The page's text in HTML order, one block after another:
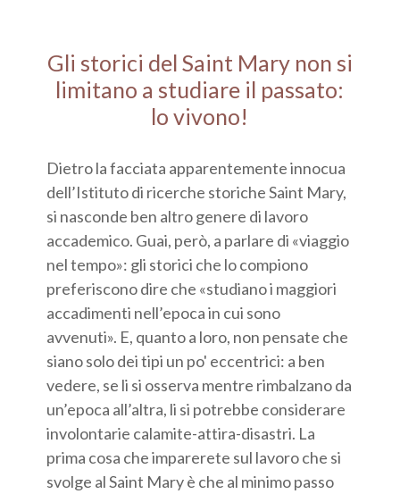
Gli storici del Saint Mary non si
limitano a studiare il passato:
lo vivono!
Dietro la facciata apparentemente innocua
dell’Istituto di ricerche storiche Saint Mary,
si nasconde ben altro genere di lavoro
accademico. Guai, però, a parlare di «viaggio
nel tempo»: gli storici che lo compiono
preferiscono dire che «studiano i maggiori
accadimenti nell’epoca in cui sono
avvenuti». E, quanto a loro, non pensate che
siano solo dei tipi un po' eccentrici: a ben
vedere, se li si osserva mentre rimbalzano da
un’epoca all’altra, li si potrebbe considerare
involontarie calamite-attira-disastri. La
prima cosa che imparerete sul lavoro che si
svolge al Saint Mary è che al minimo passo